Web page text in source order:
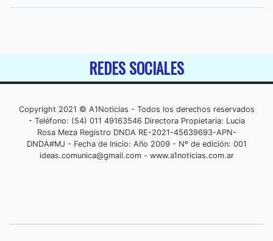
REDES SOCIALES
Copyright 2021 © A1Noticias - Todos los derechos reservados
- Teléfono: (54) 011 49163546 Directora Propietaria: Lucia
Rosa Meza Registro DNDA RE-2021-45639693-APN-
DNDA#MJ - Fecha de Inicio: Año 2009 - Nº de edición: 001
ideas.comunica@gmail.com- www.a1noticias.com.ar